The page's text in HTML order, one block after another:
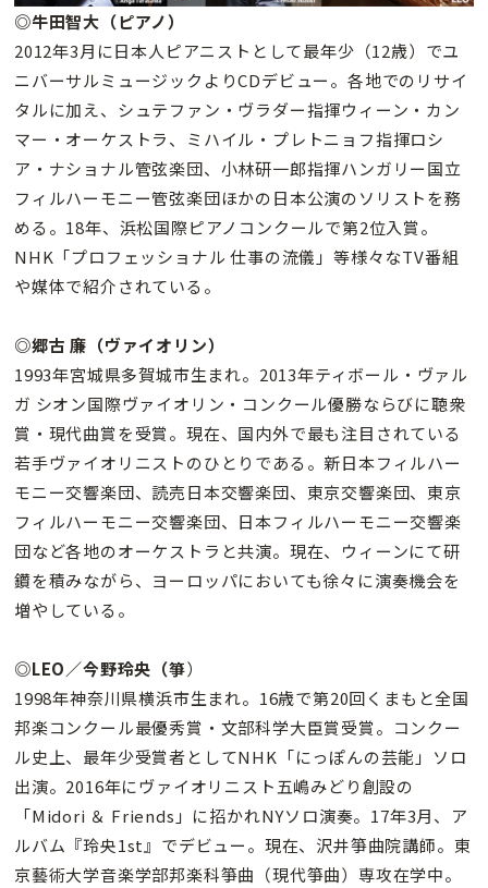
◎牛田智大（ピアノ）
2012年3月に日本人ピアニストとして最年少（12歳）でユ
ニバーサルミュージックよりCDデビュー。各地でのリサイ
タルに加え、シュテファン・ヴラダー指揮ウィーン・カン
マー・オーケストラ、ミハイル・プレトニョフ指揮ロシ
ア・ナショナル管弦楽団、小林研一郎指揮ハンガリー国立
フィルハーモニー管弦楽団ほかの日本公演のソリストを務
める。18年、浜松国際ピアノコンクールで第2位入賞。
NHK「プロフェッショナル 仕事の流儀」等様々なTV番組
や媒体で紹介されている。
◎郷古 廉（ヴァイオリン）
1993年宮城県多賀城市生まれ。2013年ティボール・ヴァル
ガ シオン国際ヴァイオリン・コンクール優勝ならびに聴衆
賞・現代曲賞を受賞。現在、国内外で最も注目されている
若手ヴァイオリニストのひとりである。新日本フィルハー
モニー交響楽団、読売日本交響楽団、東京交響楽団、東京
フィルハーモニー交響楽団、日本フィルハーモニー交響楽
団など各地のオーケストラと共演。現在、ウィーンにて研
鑽を積みながら、ヨーロッパにおいても徐々に演奏機会を
増やしている。
◎LEO／今野玲央（箏）
1998年神奈川県横浜市生まれ。16歳で第20回くまもと全国
邦楽コンクール最優秀賞・文部科学大臣賞受賞。コンクー
ル史上、最年少受賞者としてNHK「にっぽんの芸能」ソロ
出演。2016年にヴァイオリニスト五嶋みどり創設の
「Midori ＆ Friends」に招かれNYソロ演奏。17年3月、ア
ルバム『玲央1st』でデビュー。現在、沢井箏曲院講師。東
京藝術大学音楽学部邦楽科箏曲（現代箏曲）専攻在学中。